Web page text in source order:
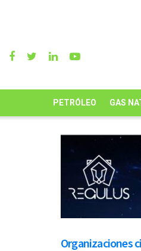
PETRÓLEO GAS
Organizaciones